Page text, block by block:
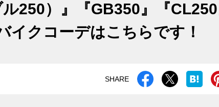
ビジネス レ
250）』『GB350』『
イクコーデはこちらです！
SHARE